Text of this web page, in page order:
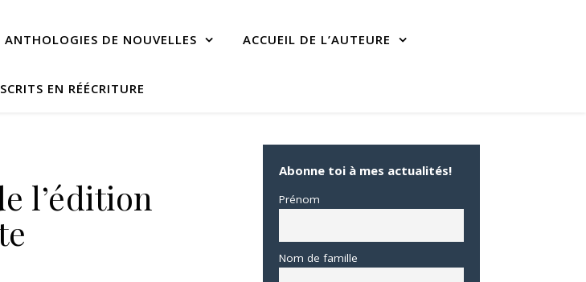
ANTHOLOGIES DE NOUVELLES ACCUEIL DE L’AUTEURE
EN RÉÉCRITURE
l’édition
Abonne toi à mes actualités!
Prénom
Nom de famille